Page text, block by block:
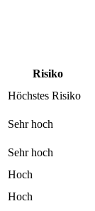
Risiko
Höchstes Risiko
Sehr hoch
Sehr hoch
Hoch
Hoch